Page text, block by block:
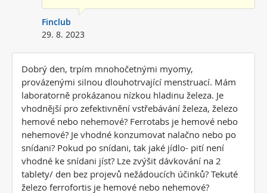
Finclub
29. 8. 2023
Dobrý den, trpím mnohočetnými myomy,
provázenými silnou dlouhotrvající menstruací. Mám
laboratorně prokázanou nízkou hladinu železa. Je
vhodnější pro zefektivnění vstřebávání železa, železo
hemové nebo nehemové? Ferrotabs je hemové nebo
nehemové? Je vhodné konzumovat nalačno nebo po
snídani? Pokud po snídani, tak jaké jídlo- pití není
vhodné ke snídani jíst? Lze zvýšit dávkování na 2
tablety/ den bez projevů nežádoucích účinků? Tekuté
železo ferrofortis je hemové nebo nehemové?